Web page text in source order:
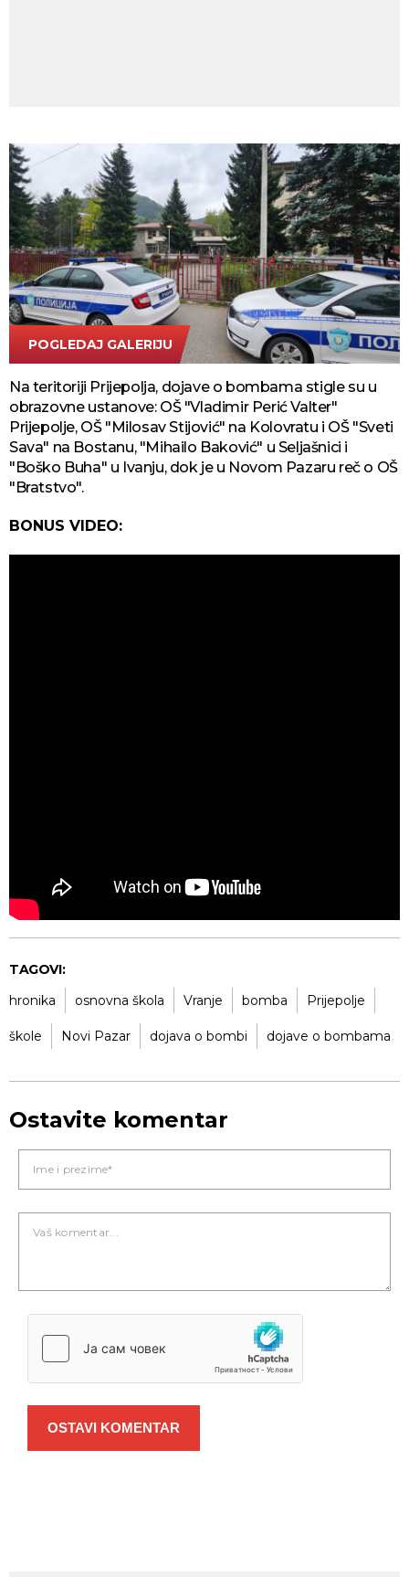
POGLEDAJ GALERIJU
Na teritoriji Prijepolja, dojave o bombama stigle su u
obrazovne ustanove: OŠ "Vladimir Perić Valter"
Prijepolje, OŠ "Milosav Stijović" na Kolovratu i OŠ "Sveti
Sava" na Bostanu, "Mihailo Baković" u Seljašnici i
"Boško Buha" u Ivanju, dok je u Novom Pazaru reč o OŠ
"Bratstvo".
BONUS VIDEO:
TAGOVI:
hronika
osnovna škola Vranje bomba Prijepolje
škole Novi Pazar dojava o bombi dojave o bombama
Ostavite komentar
OSTAVI KOMENTAR